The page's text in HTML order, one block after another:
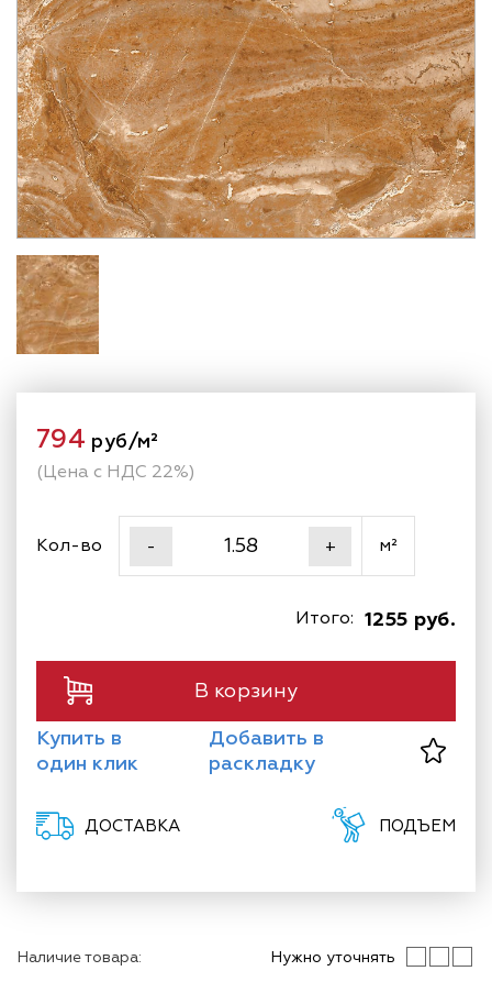
Наличие товара: Нужно уточнять
794 руб/м²
(Цена с НДС 22%)
Кол-во - + м²
1255 руб.
Итого:
В корзину
Купить в
один клик
Добавить в
раскладку
ДОСТАВКА ПОДЪЕМ